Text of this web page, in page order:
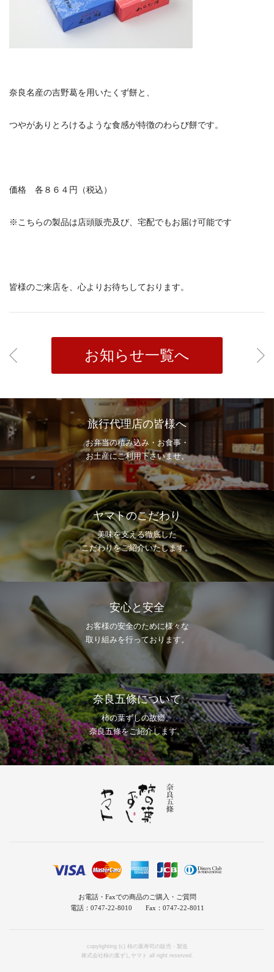
奈良名産の吉野葛を用いたくず餅と、
つやがありとろけるような食感が特徴のわらび餅です。
価格 各８６４円（税込）
※こちらの製品は店頭販売及び、宅配でもお届け可能です
皆様のご来店を、心よりお待ちしております。
お知らせ一覧へ
旅行代理店の皆様へ
お弁当の積み込み・お食事・
お土産にご利用下さいませ。
ヤマトのこだわり
美味を支える徹底した
こだわりをご紹介いたします。
安心と安全
お客様の安全のために様々な
取り組みを行っております。
奈良五條について
柿の葉ずしの故郷、
奈良五條をご紹介します。
お電話・Faxでの商品のご購入・ご質問
電話：0747-22-8010 Fax：0747-22-8011
copylighting (c) 柿の葉寿司の販売・製造
株式会社柿の葉ずしヤマト all right reserved.